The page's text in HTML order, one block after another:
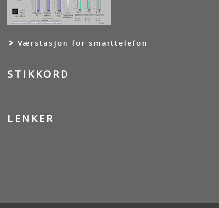
Værstasjon for smarttelefon
STIKKORD
LENKER